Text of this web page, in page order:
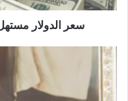
سعر الدولار مستهل
الديوان
الأميري
القطري:
الأمير